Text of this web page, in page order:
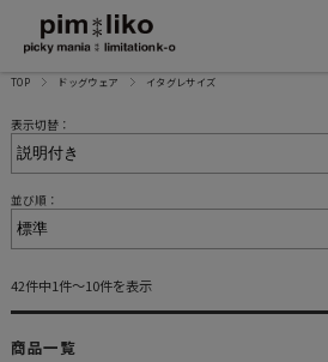
TOP ドッグウェア イタグレサイズ
表示切替：
並び順：
42件中1件～10件を表示
商品一覧